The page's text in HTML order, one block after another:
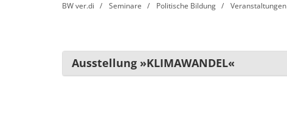
BW ver.di Seminare Politische Bildung Veranstaltungen
Ausstellung »KLIMAWANDEL«